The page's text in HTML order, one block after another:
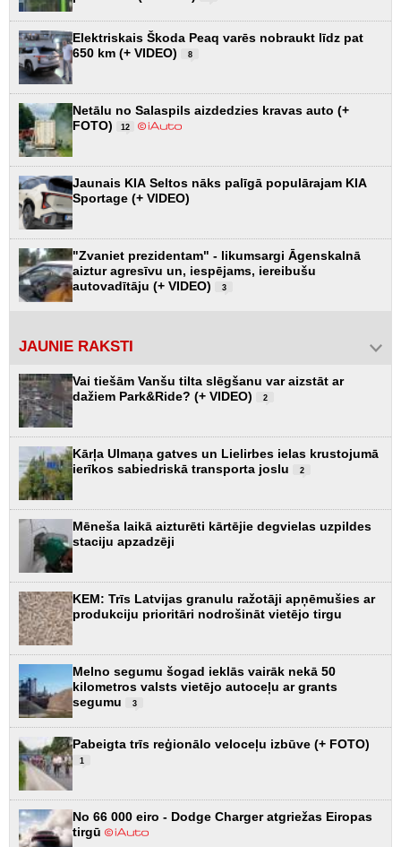
Elektriskais Škoda Peaq varēs nobraukt līdz pat
650 km (+ VIDEO)
8
Netālu no Salaspils aizdedzies kravas auto (+
FOTO)
12
Jaunais KIA Seltos nāks palīgā populārajam KIA
Sportage (+ VIDEO)
"Zvaniet prezidentam" - likumsargi Āgenskalnā
aiztur agresīvu un, iespējams, iereibušu
autovadītāju (+ VIDEO)
3
JAUNIE RAKSTI
Vai tiešām Vanšu tilta slēgšanu var aizstāt ar
dažiem Park&Ride? (+ VIDEO)
2
Kārļa Ulmaņa gatves un Lielirbes ielas krustojumā
ierīkos sabiedriskā transporta joslu
2
Mēneša laikā aizturēti kārtējie degvielas uzpildes
staciju apzadzēji
KEM: Trīs Latvijas granulu ražotāji apņēmušies ar
produkciju prioritāri nodrošināt vietējo tirgu
Melno segumu šogad ieklās vairāk nekā 50
kilometros valsts vietējo autoceļu ar grants
segumu
3
Pabeigta trīs reģionālo veloceļu izbūve (+ FOTO)
1
No 66 000 eiro - Dodge Charger atgriežas Eiropas
tirgū